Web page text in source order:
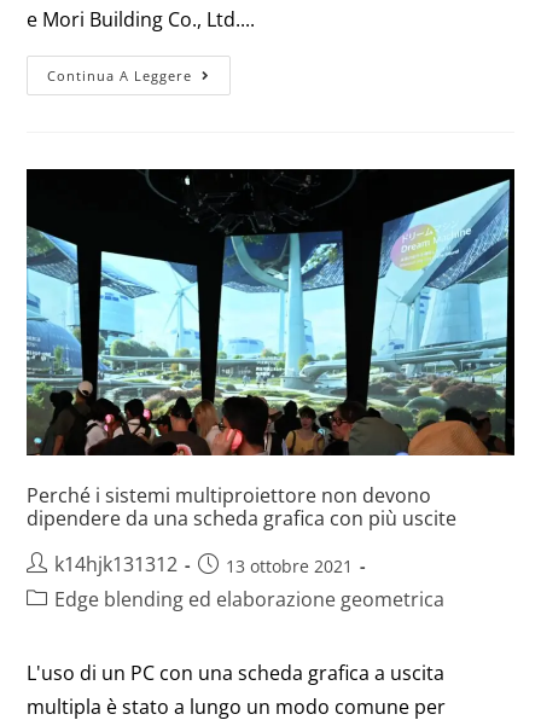
e Mori Building Co., Ltd....
Continua A Leggere
Perché i sistemi multiproiettore non devono
dipendere da una scheda grafica con più uscite
k14hjk131312
13 ottobre 2021
Edge blending ed elaborazione geometrica
L'uso di un PC con una scheda grafica a uscita
multipla è stato a lungo un modo comune per